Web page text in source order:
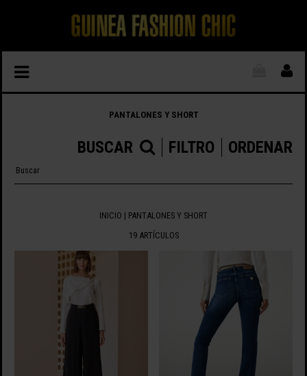
PANTALONES Y SHORT
ORDENAR
FILTRO
BUSCAR
INICIO | PANTALONES Y SHORT
19 ARTÍCULOS